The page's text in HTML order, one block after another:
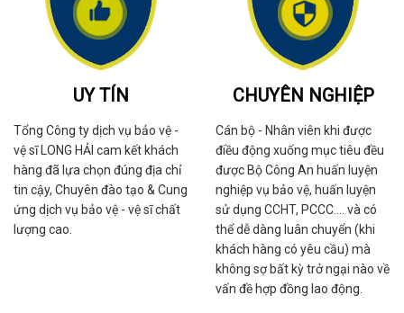
UY TÍN
Tổng Công ty dịch vụ bảo vệ -
vệ sĩ LONG HẢI cam kết khách
hàng đã lựa chọn đúng địa chỉ
tin cậy, Chuyên đào tạo & Cung
ứng dịch vụ bảo vệ - vệ sĩ chất
lượng cao.
CHUYÊN NGHIỆP
Cán bộ - Nhân viên khi được
điều động xuống mục tiêu đều
được Bộ Công An huấn luyện
nghiệp vụ bảo vệ, huấn luyện
sử dụng CCHT, PCCC.... và có
thể dễ dàng luân chuyển (khi
khách hàng có yêu cầu) mà
không sợ bất kỳ trở ngại nào về
vấn đề hợp đồng lao động.